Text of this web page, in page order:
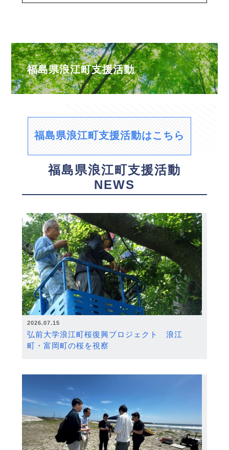
福島県浪江町支援活動
福島県浪江町支援活動はこちら
福島県浪江町支援活動
NEWS
2026.07.15
弘前大学浪江町桜復興プロジェクト 浪江
町・富岡町の桜を視察